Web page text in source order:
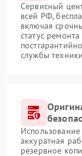
Сервисный
всей РФ,
включая
статус
службы техники
аккуратная
резервное